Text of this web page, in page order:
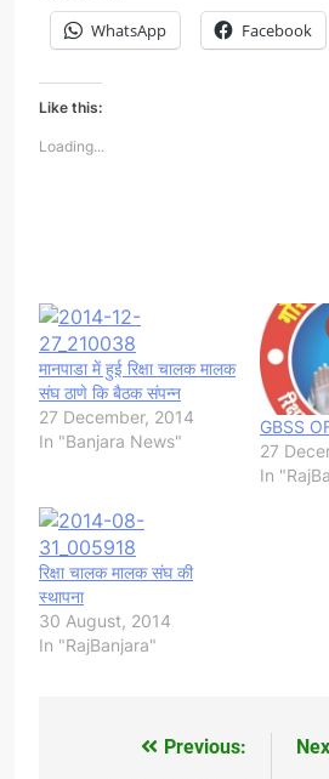
WhatsApp Facebook
Like this:
Loading...
मानपाडा में हुई रिक्षा चालक मालक
संघ ठाणे कि बैठक संपन्न
27 December, 2014
In "Banjara News"
GBSS
27
In
रिक्षा चालक मालक संघ की
स्थापना
30 August, 2014
In "RajBanjara"
Previous: